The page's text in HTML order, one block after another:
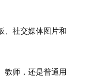
、社交媒体图片和
教师，还是普通用